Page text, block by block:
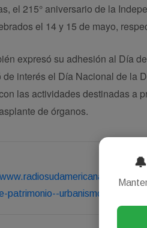
el 215° aniversario de la
el 14 y 15 de mayo,
expresó su adhesión al Día
de interés el Día Nacional de la
las actividades destinadas a
de órganos.
patrimonio--urbanismo-y-